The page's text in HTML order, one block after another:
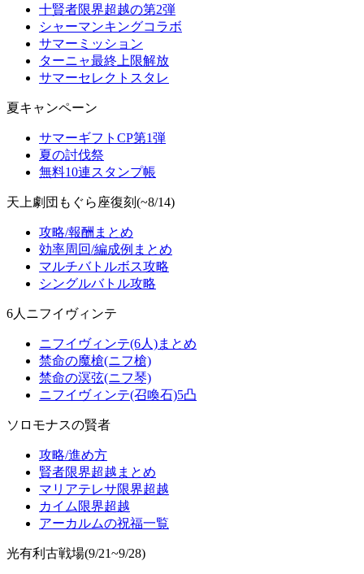
十賢者限界超越の第2弾
シャーマンキングコラボ
サマーミッション
ターニャ最終上限解放
サマーセレクトスタレ
夏キャンペーン
サマーギフトCP第1弾
夏の討伐祭
無料10連スタンプ帳
天上劇団もぐら座復刻(~8/14)
攻略/報酬まとめ
効率周回/編成例まとめ
マルチバトルボス攻略
シングルバトル攻略
6人ニフイヴィンテ
ニフイヴィンテ(6人)まとめ
禁命の魔槍(ニフ槍)
禁命の溟弦(ニフ琴)
ニフイヴィンテ(召喚石)5凸
ソロモナスの賢者
攻略/進め方
賢者限界超越まとめ
マリアテレサ限界超越
カイム限界超越
アーカルムの祝福一覧
光有利古戦場(9/21~9/28)